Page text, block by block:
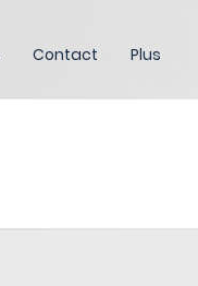
Contact Plus